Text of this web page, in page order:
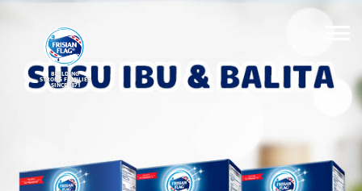
BUILDING
STRONG FAMILIES
SINCE 1871